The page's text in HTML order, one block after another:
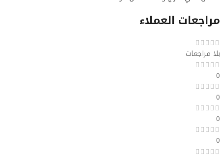
مراجعات العملاء
بلا مراجعات
0
0
0
0